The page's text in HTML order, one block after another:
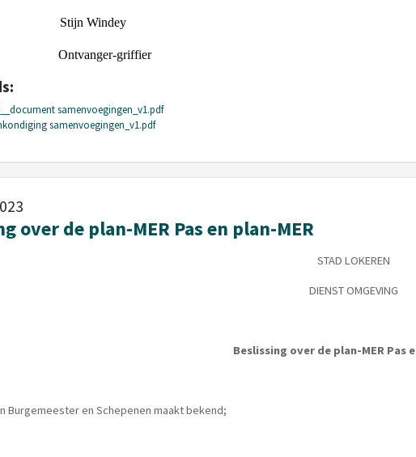
Stijn Windey
Ontvanger-griffier
samenvoegingen_v1.pdf
samenvoegingen_v1.pdf
over de plan-MER Pas en plan-MER
STAD LOKEREN
DIENST OMGEVING
Beslissing over de plan-MER Pas
Burgemeester en Schepenen maakt bekend;